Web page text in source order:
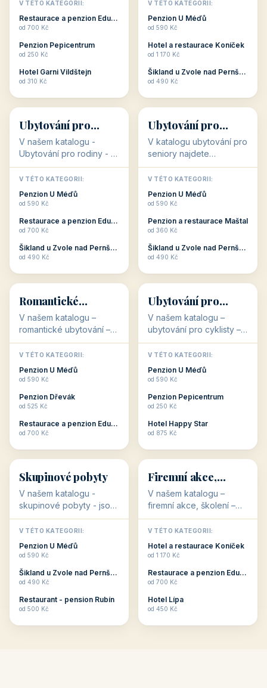
dovolenou přímo
souvisejí. Aktivní
odpočinek jso...
V TÉTO KATEGORII:
Restaurace a penzion Eduard
od 700 Kč
Penzion Pepicentrum
od 250 Kč
Hotel Garni Vildštejn
od 310 Kč
cenově dostupné
ubytování v ČR. Budete
c...
V TÉTO KATEGORII:
Penzion U Méďů
od 590 Kč
Hotel a restaurace Koníček
od 1 170 Kč
Šikland u Zvole nad Pernštejnem
od 490 Kč
👨‍👩‍👧‍👦
👨‍👩‍👧‍👦
34 objektů
Ubytování pro
rodiny
V našem katalogu -
Ubytování pro rodiny -
jsou pro Vás připraveny
objekty, které svojí
polohou či vybaveností,
nabízí klidné ubytování
V TÉTO KATEGORII:
Penzion U Méďů
od 590 Kč
Restaurace a penzion Eduard
od 700 Kč
Šikland u Zvole nad Pernštejnem
od 490 Kč
🧓
🧓
33 objektů
Ubytování pro
seniory
V katalogu ubytování pro
seniory najdete
penziony a hotely, které
jsou přizpůsobeny pro
ubytování klientů vyššího
věku. Některé z nich
V TÉTO KATEGORII:
Penzion U Méďů
od 590 Kč
Penzion a restaurace Maštal
od 360 Kč
Šikland u Zvole nad Pernštejnem
od 490 Kč
💕
💕
Romantické
ubytování
V našem katalogu –
romantické ubytování –
jsou pro Vás připraveny
objekty, které svojí
stavbou, polohou anebo
zaměřením nabízí
Romantické ...
V TÉTO KATEGORII:
Penzion U Méďů
od 590 Kč
Penzion Dřevák
od 525 Kč
Restaurace a penzion Eduard
od 700 Kč
🚴
🚴
32 objektů
Ubytování pro
cyklisty
V našem katalogu –
ubytování pro cyklisty –
jsou pro Vás připraveny
objekty, které jsou na
milovníky cykloturistiky
připraveny. Většinou mají
V TÉTO KATEGORII:
Penzion U Méďů
od 590 Kč
Penzion Pepicentrum
od 250 Kč
Hotel Happy Star
od 875 Kč
👥
👥
32 objektů
Skupinové pobyty
V našem katalogu -
skupinové pobyty - jsou
pro Vás připraveny
objekty, které nabízí
ubytování skupin v
penzionech, hotelích a
Budete překva...
V TÉTO KATEGORII:
Penzion U Méďů
od 590 Kč
Šikland u Zvole nad Pernštejnem
od 490 Kč
Restaurant - pension Rubín
od 500 Kč
💼
💼
31 objektů
Firemní akce,
školení
V našem katalogu –
firemní akce, školení –
jsou pro Vás připraveny
objekty, které mají
zkušenosti pořádat i
menší firemní akce a
ob...
V TÉTO KATEGORII:
Hotel a restaurace Koníček
od 1 170 Kč
Restaurace a penzion Eduard
od 700 Kč
Hotel Lípa
od 450 Kč